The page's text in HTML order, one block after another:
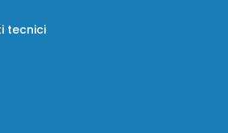
tecnici